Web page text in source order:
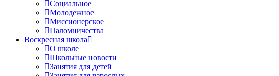
Социальное
Молодежное
Миссионерское
Паломничества
Воскресная школа
О школе
Школьные новости
Занятия для детей